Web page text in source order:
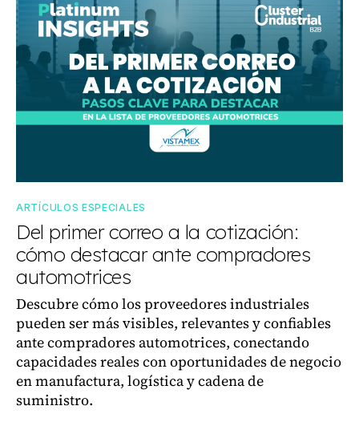
ARTÍCULOS ESPECIALES
Del primer correo a la cotización:
cómo destacar ante compradores
automotrices
Descubre cómo los proveedores industriales
pueden ser más visibles, relevantes y confiables
ante compradores automotrices, conectando
capacidades reales con oportunidades de negocio
en manufactura, logística y cadena de
suministro.